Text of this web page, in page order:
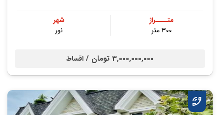
متــــراژ
300 متر
شهر
نور
3,000,000,000 تومان / اقساط